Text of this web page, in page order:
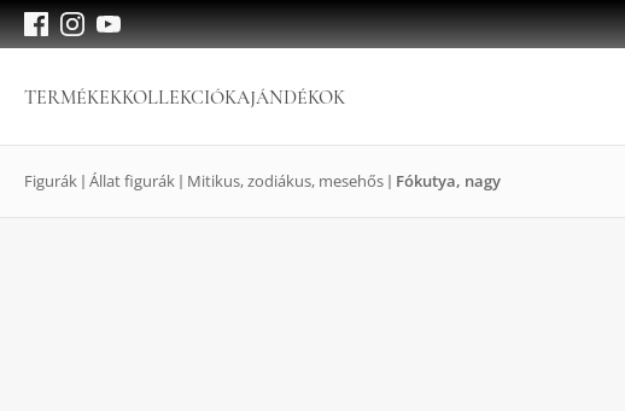
TERMÉKEKKOLLEKCIÓKAJÁNDÉKOK
Figurák Állat figurák Mitikus, zodiákus, mesehős Fókutya, nagy